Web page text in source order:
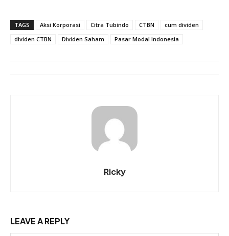
TAGS Aksi Korporasi Citra Tubindo CTBN
cum dividen
dividen CTBN
Dividen Saham Pasar Modal Indonesia
Ricky
LEAVE A REPLY